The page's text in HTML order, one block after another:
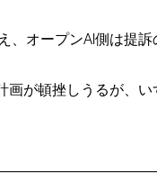
、オープンAI側は提
画が頓挫しうるが、